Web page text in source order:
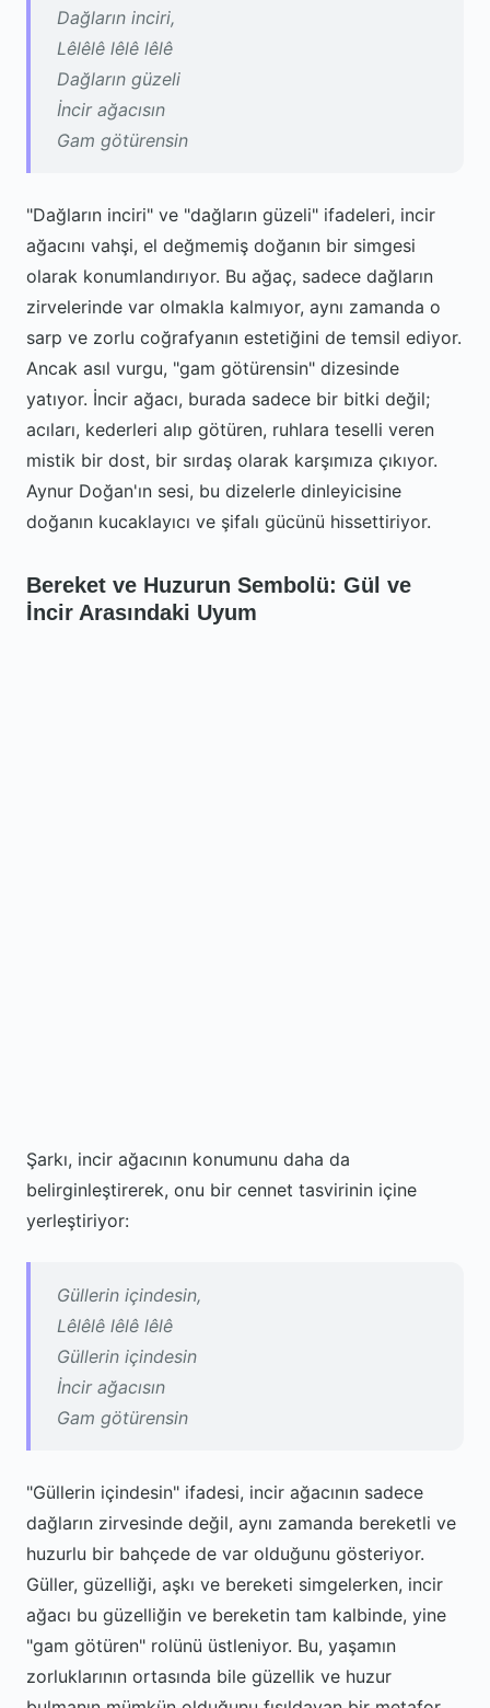
Dağların inciri,
Lêlêlê lêlê lêlê
Dağların güzeli
İncir ağacısın
Gam götürensin
"Dağların inciri" ve "dağların güzeli" ifadeleri, incir
ağacını vahşi, el değmemiş doğanın bir simgesi
olarak konumlandırıyor. Bu ağaç, sadece dağların
zirvelerinde var olmakla kalmıyor, aynı zamanda o
sarp ve zorlu coğrafyanın estetiğini de temsil ediyor.
Ancak asıl vurgu, "gam götürensin" dizesinde
yatıyor. İncir ağacı, burada sadece bir bitki değil;
acıları, kederleri alıp götüren, ruhlara teselli veren
mistik bir dost, bir sırdaş olarak karşımıza çıkıyor.
Aynur Doğan'ın sesi, bu dizelerle dinleyicisine
doğanın kucaklayıcı ve şifalı gücünü hissettiriyor.
Bereket ve Huzurun Sembolü: Gül ve
İncir Arasındaki Uyum
Şarkı, incir ağacının konumunu daha da
belirginleştirerek, onu bir cennet tasvirinin içine
yerleştiriyor:
Güllerin içindesin,
Lêlêlê lêlê lêlê
Güllerin içindesin
İncir ağacısın
Gam götürensin
"Güllerin içindesin" ifadesi, incir ağacının sadece
dağların zirvesinde değil, aynı zamanda bereketli ve
huzurlu bir bahçede de var olduğunu gösteriyor.
Güller, güzelliği, aşkı ve bereketi simgelerken, incir
ağacı bu güzelliğin ve bereketin tam kalbinde, yine
"gam götüren" rolünü üstleniyor. Bu, yaşamın
zorluklarının ortasında bile güzellik ve huzur